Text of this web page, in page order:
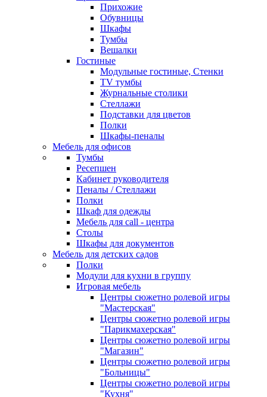
Прихожие
Обувницы
Шкафы
Тумбы
Вешалки
Гостиные
Модульные гостиные, Стенки
TV тумбы
Журнальные столики
Стеллажи
Подставки для цветов
Полки
Шкафы-пеналы
Мебель для офисов
Тумбы
Ресепшен
Кабинет руководителя
Пеналы / Стеллажи
Полки
Шкаф для одежды
Мебель для call - центра
Столы
Шкафы для документов
Мебель для детских садов
Полки
Модули для кухни в группу
Игровая мебель
Центры сюжетно ролевой игры
"Мастерская"
Центры сюжетно ролевой игры
"Парикмахерская"
Центры сюжетно ролевой игры
"Магазин"
Центры сюжетно ролевой игры
"Больницы"
Центры сюжетно ролевой игры
"Кухня"